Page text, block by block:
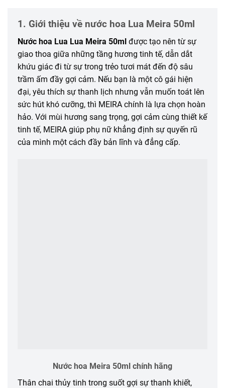
1. Giới thiệu về nước hoa Lua Meira 50ml
Nước hoa Lua Lua Meira 50ml được tạo nên từ sự
giao thoa giữa những tầng hương tinh tế, dẫn dắt
khứu giác đi từ sự trong trẻo tươi mát đến độ sâu
trầm ấm đầy gợi cảm. Nếu bạn là một cô gái hiện
đại, yêu thích sự thanh lịch nhưng vẫn muốn toát lên
sức hút khó cưỡng, thì MEIRA chính là lựa chọn hoàn
hảo. Với mùi hương sang trọng, gợi cảm cùng thiết kế
tinh tế, MEIRA giúp phụ nữ khẳng định sự quyến rũ
của mình một cách đầy bản lĩnh và đẳng cấp.
Nước hoa Meira 50ml chính hãng
Thân chai thủy tinh trong suốt gợi sự thanh khiết,